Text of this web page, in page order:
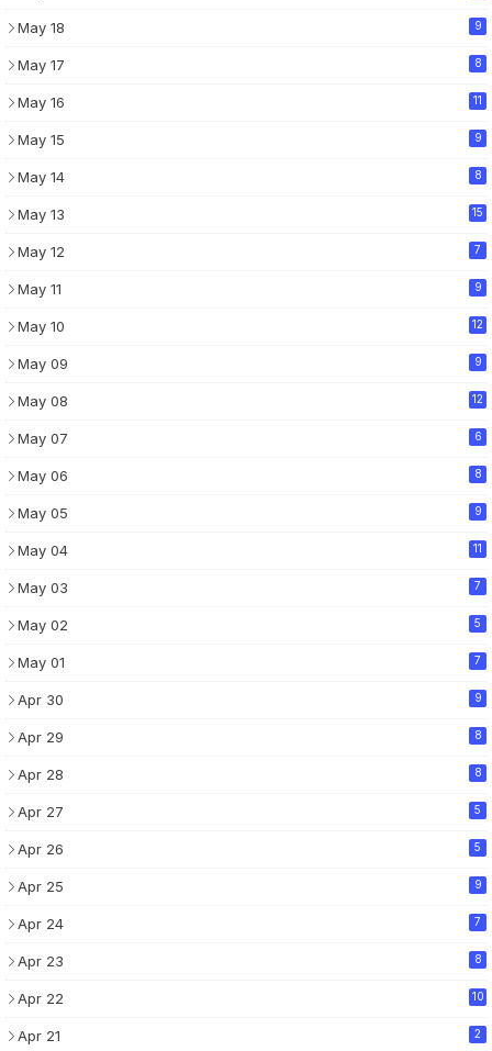
May 18 9
May 17 8
May 16 11
May 15 9
May 14 8
May 13 15
May 12 7
May 11 9
May 10 12
May 09 9
May 08 12
May 07 6
May 06 8
May 05 9
May 04 11
May 03 7
May 02 5
May 01 7
Apr 30 9
Apr 29 8
Apr 28 8
Apr 27 5
Apr 26 5
Apr 25 9
Apr 24 7
Apr 23 8
Apr 22 10
Apr 21 2